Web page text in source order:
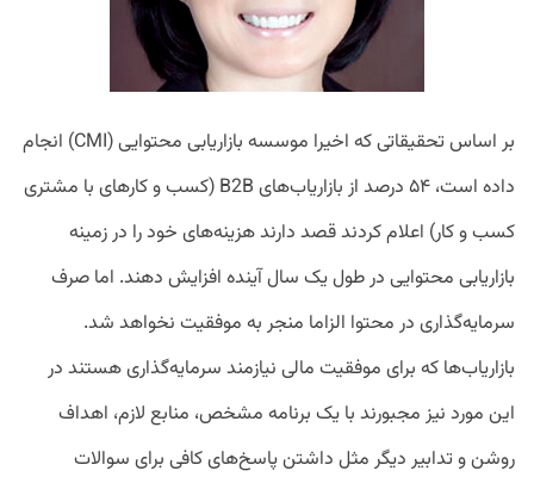
بر اساس تحقیقاتی که اخیرا موسسه بازاریابی محتوایی (CMI) انجام
داده است، ۵۴ درصد از بازاریاب‌های B2B (کسب و کارهای با مشتری
کسب و کار) اعلام کردند قصد دارند هزینه‌های خود را در زمینه
بازاریابی محتوایی در طول یک سال آینده افزایش دهند. اما صرف
سرمایه‌گذاری در محتوا الزاما منجر به موفقیت نخواهد شد.
بازاریاب‌ها که برای موفقیت مالی نیازمند سرمایه‌گذاری هستند در
این مورد نیز مجبورند با یک برنامه مشخص، منابع لازم، اهداف
روشن و تدابیر دیگر مثل داشتن پاسخ‌های کافی برای سوالات